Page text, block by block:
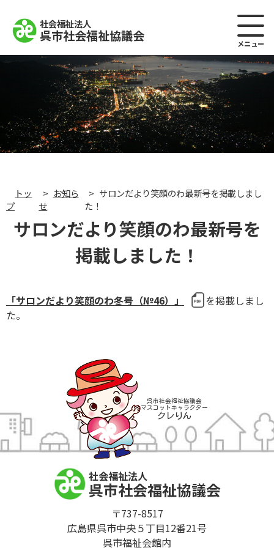
社会福祉法人
呉市社会福祉協議会 メニュー
トッ
プ
お知ら
せ
サロンだより笑顔のわ最新号を掲載しまし
た！
サロンだより笑顔のわ最新号を
掲載しました！
「サロンだより笑顔のわ冬号（№46）」
を掲載しまし
た。
呉市社会福祉協議会
マスコットキャラクター
クレりん
社会福祉法人
呉市社会福祉協議会
〒737-8517
広島県呉市中央５丁目12番21号
呉市福祉会館内